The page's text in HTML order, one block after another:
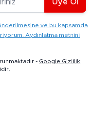
Üye Ol
ve bu kapsamda
Aydınlatma metnini
- Google Gizlilik